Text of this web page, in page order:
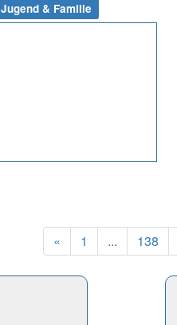
Jugend & Familie
«Previous
1 ... 138